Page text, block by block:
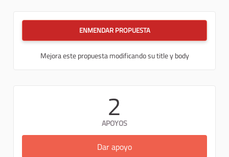
ENMENDAR PROPUESTA
Mejora este propuesta modificando su title y body
2
APOYOS
Dar apoyo